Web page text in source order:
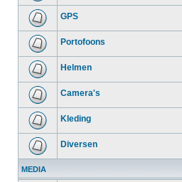
GPS
Portofoons
Helmen
Camera's
Kleding
Diversen
MEDIA